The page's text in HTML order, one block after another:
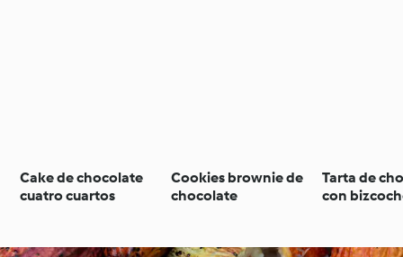
Cake de chocolate
cuatro cuartos
Cookies brownie de
chocolate
Tarta de
con